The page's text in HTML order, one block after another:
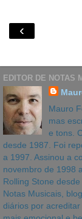
‹
EDITOR DE NOTAS
Mauro
mas
e tons.
desde 1987. Foi
a 1997. Assinou a
novembro de 1998
Rolling Stone
Notas Musicais,
diários por